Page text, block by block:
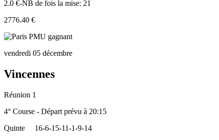
2.0 €-NB de fois la mise: 21
2776.40 €
vendredi 05 décembre
Vincennes
Réunion 1
4° Course - Départ prévu à 20:15
Quinte
16-6-15-11-1-9-14